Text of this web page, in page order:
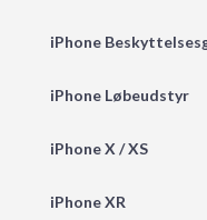
iPhone
iPhone Løbeudstyr
iPhone X / XS
iPhone XR